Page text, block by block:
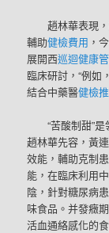
趙林華表現
輔助健檢費用 ，
展開西巡迴健康
臨床研討，“例如
結合中藥醫健檢
“苦酸制甜”
趙林華先容，黃
效能，輔助克制
能，在臨床利用
陰，針對糖尿病
味食品。并發癥
活血通絡感化的